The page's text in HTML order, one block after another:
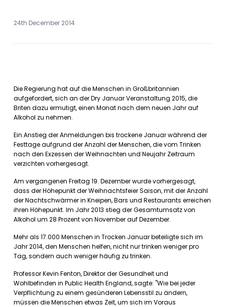
24th December 2014
Die Regierung hat auf die Menschen in Großbritannien
aufgefordert, sich an der Dry Januar Veranstaltung 2015, die
Briten dazu ermutigt, einen Monat nach dem neuen Jahr auf
Alkohol zu nehmen.
Ein Anstieg der Anmeldungen bis trockene Januar während der
Festtage aufgrund der Anzahl der Menschen, die vom Trinken
nach den Exzessen der Weihnachten und Neujahr Zeitraum
verzichten vorhergesagt.
Am vergangenen Freitag 19. Dezember wurde vorhergesagt,
dass der Höhepunkt der Weihnachtsfeier Saison, mit der Anzahl
der Nachtschwärmer in Kneipen, Bars und Restaurants erreichen
ihren Höhepunkt. Im Jahr 2013 stieg der Gesamtumsatz von
Alkohol um 28 Prozent von November auf Dezember.
Mehr als 17.000 Menschen in Trocken Januar beteiligte sich im
Jahr 2014, den Menschen helfen, nicht nur trinken weniger pro
Tag, sondern auch weniger häufig zu trinken.
Professor Kevin Fenton, Direktor der Gesundheit und
Wohlbefinden in Public Health England, sagte: "Wie bei jeder
Verpflichtung zu einem gesünderen Lebensstil zu ändern,
müssen die Menschen etwas Zeit, um sich im Voraus